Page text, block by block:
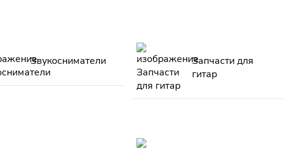
Звукосниматели
Запчасти для
гитар